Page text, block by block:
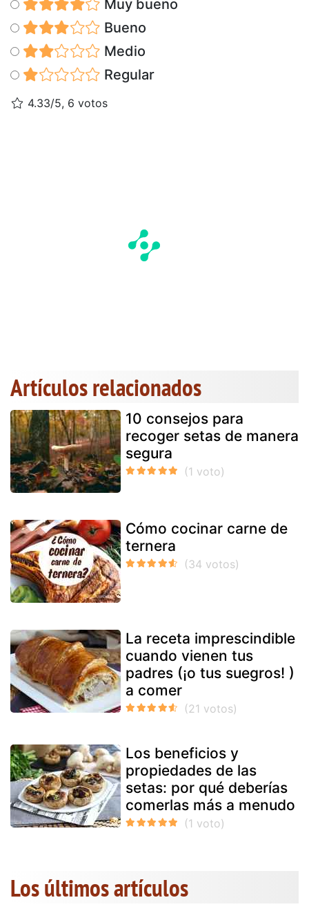
Muy bueno
Bueno
Medio
Regular
4.33/5, 6 votos
Artículos relacionados
10 consejos para
recoger setas de manera
segura
Cómo cocinar carne de
ternera
La receta imprescindible
cuando vienen tus
padres (¡o tus suegros! )
a comer
Los beneficios y
propiedades de las
setas: por qué deberías
comerlas más a menudo
Los últimos artículos